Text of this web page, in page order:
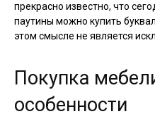
прекрасно известно, что
паутины можно купить
этом смысле не является
Покупка
особенности